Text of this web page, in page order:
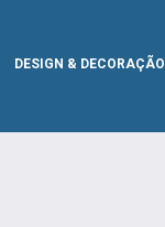
DESIGN & DECORAÇÃO